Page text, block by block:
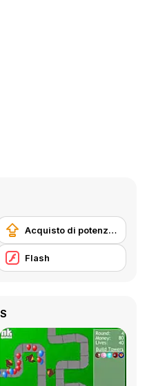
Acquisto di potenziatori
Flash